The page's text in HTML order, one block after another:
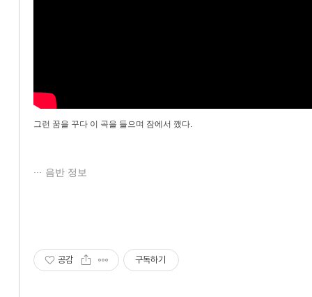
그런 꿈을 꾸다 이 곡을 들으며 잠에서 깼다.
음반 정보
공감 구독하기